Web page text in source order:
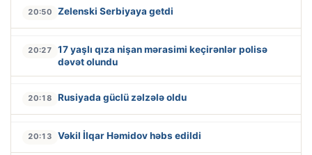
20:50 Zelenski Serbiyaya getdi
20:27
17 yaşlı qıza nişan mərasimi keçirənlər polisə
dəvət olundu
20:18 Rusiyada güclü zəlzələ oldu
20:13 Vəkil İlqar Həmidov həbs edildi